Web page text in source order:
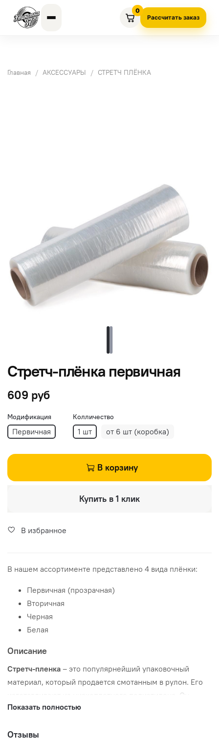
0
Рассчитать заказ
Главная АКСЕССУАРЫ СТРЕТЧ ПЛЁНКА
Стретч-плёнка первичная
609 руб
Модификация
Первичная
Колличество
1 шт от 6 шт (коробка)
В корзину
Купить в 1 клик
В избранное
В нашем ассортименте представлено 4 вида плёнки:
Первичная (прозрачная)
Вторичная
Черная
Белая
Описание
Стретч-пленка – это популярнейший упаковочный
материал, который продается смотанным в рулон. Его
изготавливают из низкоплотного полиэтилена. Он
востребован в упаковке товаров для хранения,
пленки – она способна растягиваться и сжиматься,
Показать полностью
Отзывы